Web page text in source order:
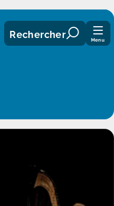
Rechercher Menu